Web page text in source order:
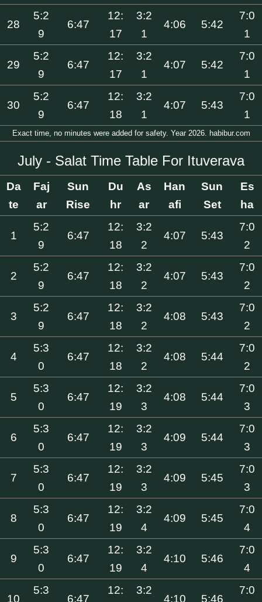
28
5:2
9
6:47
12:
17
3:2
1
4:06 5:42
7:0
1
29
5:2
9
6:47
12:
17
3:2
1
4:07 5:42
7:0
1
30
5:2
9
6:47
12:
18
3:2
1
4:07 5:43
7:0
1
Exact time, no minutes were added for safety. Year 2026. habibur.com
July - Salat Time Table For Ituverava
Da
te
Faj
ar
Sun
Rise
Du
hr
As
ar
Han
afi
Sun
Set
Es
ha
1
5:2
9
6:47
12:
18
3:2
2
4:07 5:43
7:0
2
2
5:2
9
6:47
12:
18
3:2
2
4:07 5:43
7:0
2
3
5:2
9
6:47
12:
18
3:2
2
4:08 5:43
7:0
2
4
5:3
0
6:47
12:
18
3:2
2
4:08 5:44
7:0
2
5
5:3
0
6:47
12:
19
3:2
3
4:08 5:44
7:0
3
6
5:3
0
6:47
12:
19
3:2
3
4:09 5:44
7:0
3
7
5:3
0
6:47
12:
19
3:2
3
4:09 5:45
7:0
3
8
5:3
0
6:47
12:
19
3:2
4
4:09 5:45
7:0
4
9
5:3
0
6:47
12:
19
3:2
4
4:10 5:46
7:0
4
10
5:3
6:47
12:
3:2
4:10 5:46
7:0